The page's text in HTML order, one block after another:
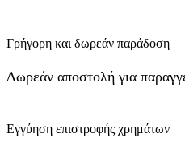
Γρήγορη και δωρεάν παράδοση
Δωρεάν αποστολή για
Εγγύηση επιστροφής χρημάτων